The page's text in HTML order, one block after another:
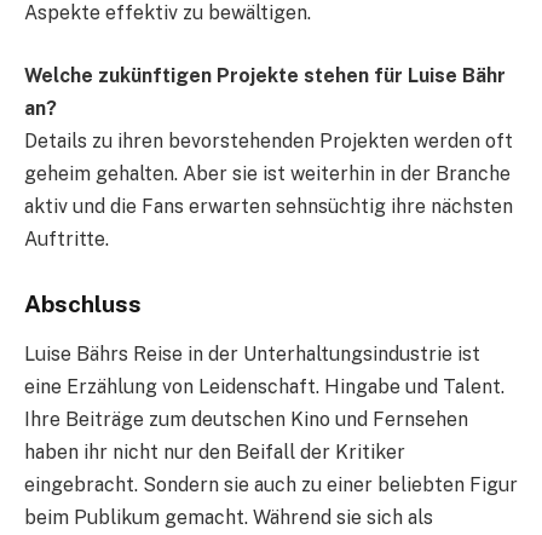
Aspekte effektiv zu bewältigen.
Welche zukünftigen Projekte stehen für Luise Bähr
an?
Details zu ihren bevorstehenden Projekten werden oft
geheim gehalten. Aber sie ist weiterhin in der Branche
aktiv und die Fans erwarten sehnsüchtig ihre nächsten
Auftritte.
Abschluss
Luise Bährs Reise in der Unterhaltungsindustrie ist
eine Erzählung von Leidenschaft. Hingabe und Talent.
Ihre Beiträge zum deutschen Kino und Fernsehen
haben ihr nicht nur den Beifall der Kritiker
eingebracht. Sondern sie auch zu einer beliebten Figur
beim Publikum gemacht. Während sie sich als